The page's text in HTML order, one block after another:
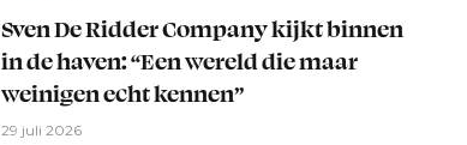
Sven De Ridder Company kijkt binnen
in de haven: “Een wereld die maar
weinigen echt kennen”
29 juli 2026